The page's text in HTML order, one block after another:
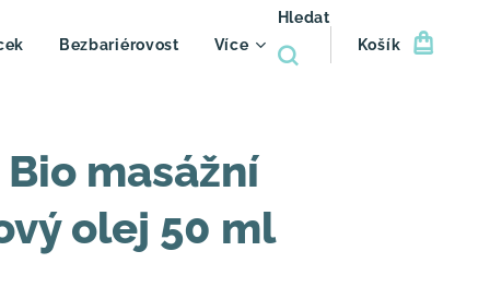
Bezbariérovost Více
Hledat
Košík
masážní
olej 50 ml